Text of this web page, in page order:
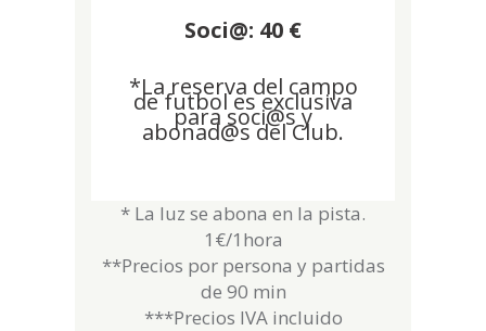
Soci@: 40 €
*La reserva del campo
de futbol es exclusiva
para soci@s y
abonad@s del Club.
* La luz se abona en la pista.
1€/1hora
**Precios por persona y partidas
de 90 min
***Precios IVA incluido